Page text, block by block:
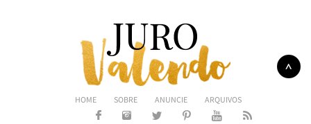
HOME SOBRE ANUNCIE ARQUIVOS